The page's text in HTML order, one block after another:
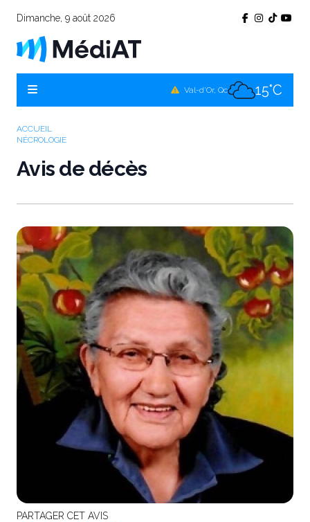
Dimanche, 9 août 2026
Val-d'Or, Qc 15°C
ACCUEIL
NÉCROLOGIE
Avis de décès
PARTAGER CET AVIS